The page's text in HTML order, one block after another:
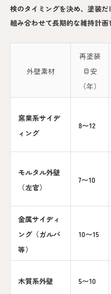
検のタイミングを決め、塗装
組み合わせて長期的な維持計画
外壁素材
再塗装
目安
（年）
窯業系サイデ
ィング
8〜12
モルタル外壁
（左官）
7〜10
金属サイディ
ング（ガルバ
等）
10〜15
木質系外壁 5〜10